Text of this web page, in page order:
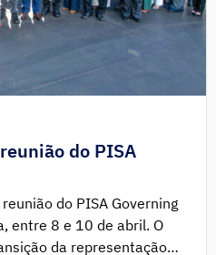
do PISA
do PISA Governing
entre 8 e 10 de abril. O
da representação